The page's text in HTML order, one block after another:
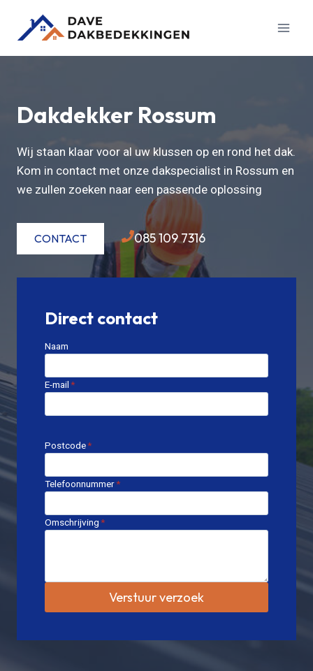
Dakdekker Rossum
Wij staan klaar voor al uw klussen op en rond het dak.
Kom in contact met onze dakspecialist in Rossum en
we zullen zoeken naar een passende oplossing
CONTACT 085 109 7316
Direct contact
Naam
E-mail*
Postcode*
Telefoonnummer*
Omschrijving*
Verstuur verzoek